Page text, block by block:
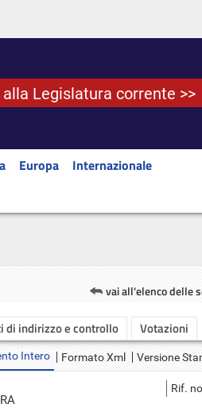
Legislatura corrente >>
Europa
Internazionale
vai all'elenco delle
di indirizzo e controllo Votazioni
Intero Formato Xml Versione
Rif.